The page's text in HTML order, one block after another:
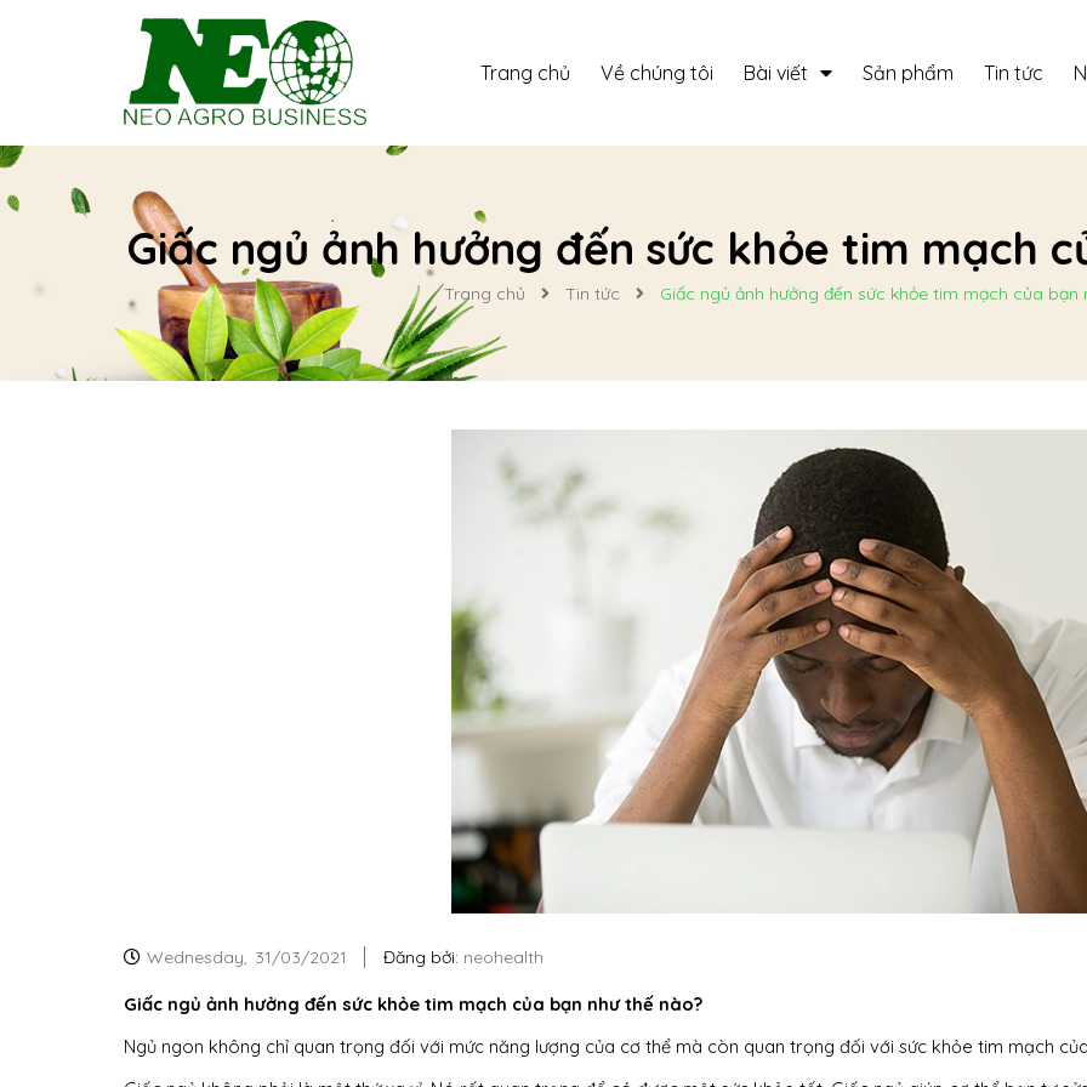
Trang chủ Về chúng tôi Bài viết Sản phẩm Tin tức
Giấc ngủ ảnh hưởng đến sức khỏe tim mạch
Trang chủ Tin tức Giấc ngủ ảnh hưởng đến sức khỏe tim mạch của bạn
Wednesday, 31/03/2021 Đăng bởi: neohealth
Giấc ngủ ảnh hưởng đến sức khỏe tim mạch của bạn như thế nào?
Ngủ ngon không chỉ quan trọng đối với mức năng lượng của cơ thể mà còn quan trọng đối với sức khỏe tim mạch